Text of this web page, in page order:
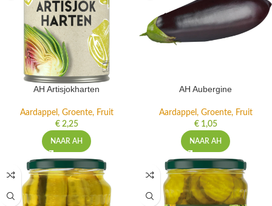
AH Artisjokharten
Aardappel, Groente, Fruit
€2,25
NAAR AH
AH Aubergine
Aardappel, Groente, Fruit
€1,05
NAAR AH